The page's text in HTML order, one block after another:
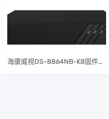
​海康威视DS-8864NB-K8固件升级包V4.30.097build240401